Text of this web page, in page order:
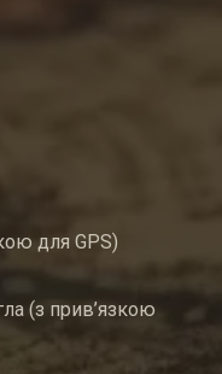
для GPS)
(з прив’язкою